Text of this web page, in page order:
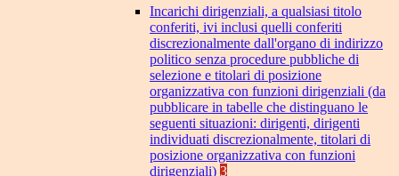
Incarichi dirigenziali, a qualsiasi titolo
conferiti, ivi inclusi quelli conferiti
discrezionalmente dall'organo di indirizzo
politico senza procedure pubbliche di
selezione e titolari di posizione
organizzativa con funzioni dirigenziali (da
pubblicare in tabelle che distinguano le
seguenti situazioni: dirigenti, dirigenti
individuati discrezionalmente, titolari di
posizione organizzativa con funzioni
dirigenziali) 3